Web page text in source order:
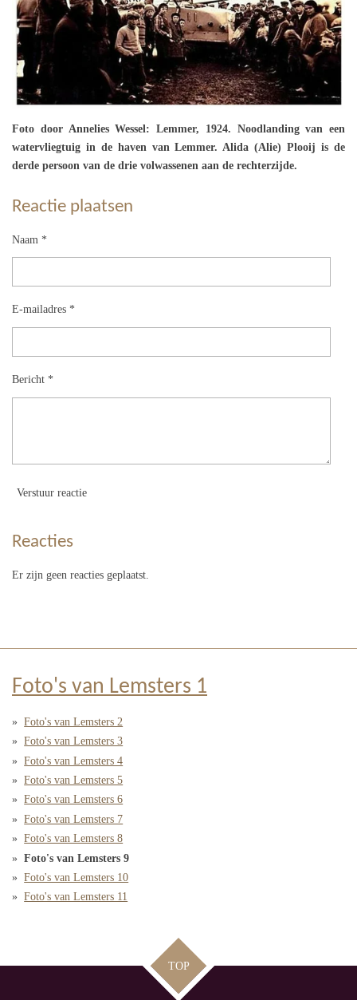
Foto door Annelies Wessel: Lemmer, 1924. Noodlanding van een
watervliegtuig in de haven van Lemmer. Alida (Alie) Plooij is de
derde persoon van de drie volwassenen aan de rechterzijde.
Reactie plaatsen
Naam *
E-mailadres *
Bericht *
Verstuur reactie
Reacties
Er zijn geen reacties geplaatst.
Foto's van Lemsters 1
Foto's van Lemsters 2
Foto's van Lemsters 3
Foto's van Lemsters 4
Foto's van Lemsters 5
Foto's van Lemsters 6
Foto's van Lemsters 7
Foto's van Lemsters 8
Foto's van Lemsters 9
Foto's van Lemsters 10
Foto's van Lemsters 11
TOP